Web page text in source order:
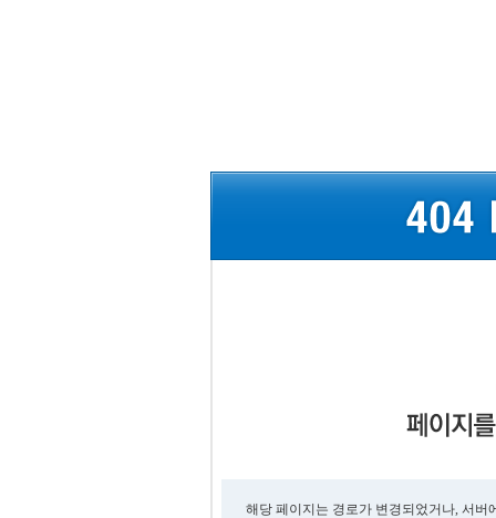
해당 페이지는 경로가 변경되었거나, 서